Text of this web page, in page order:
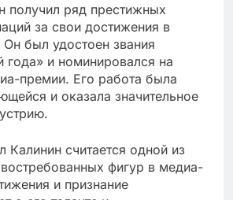
получил ряд престижных
за свои достижения в
был удостоен звания
года» и номинировался на
премии. Его работа была
и оказала значительное
Калинин считается одной из
фигур в медиа-
и признание